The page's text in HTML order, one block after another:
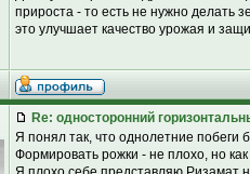
прироста - то есть не нужно делать
это улучшает качество урожая и
Re: односторонний
Я понял так, что однолетние побеги
Формировать рожки - не плохо, но